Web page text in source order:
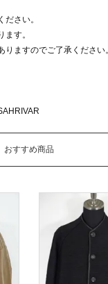
さい。
す。
りますのでご了承ください
おすすめ商品